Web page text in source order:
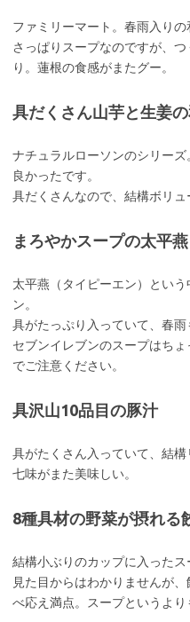
ファミリーマート。春雨入りの
さっぱりスープなのですが、
り。蓮根の食感がまたグー。
具だくさん山芋と生姜
ナチュラルローソンのシリー
良かったです。
具だくさんなので、結構ボリュ
まろやかスープの太平燕
太平燕（タイピーエン）とい
ン。
具がたっぷり入っていて、春雨
セブンイレブンのスープはち
でご注意ください。
具沢山10品目の豚汁
具がたくさん入っていて、結構
七味がまた美味しい。
8種具材の野菜が摂れる
結構小ぶりのカップに入ったス
見た目からはわかりませんが
べ応え満点。スープというより